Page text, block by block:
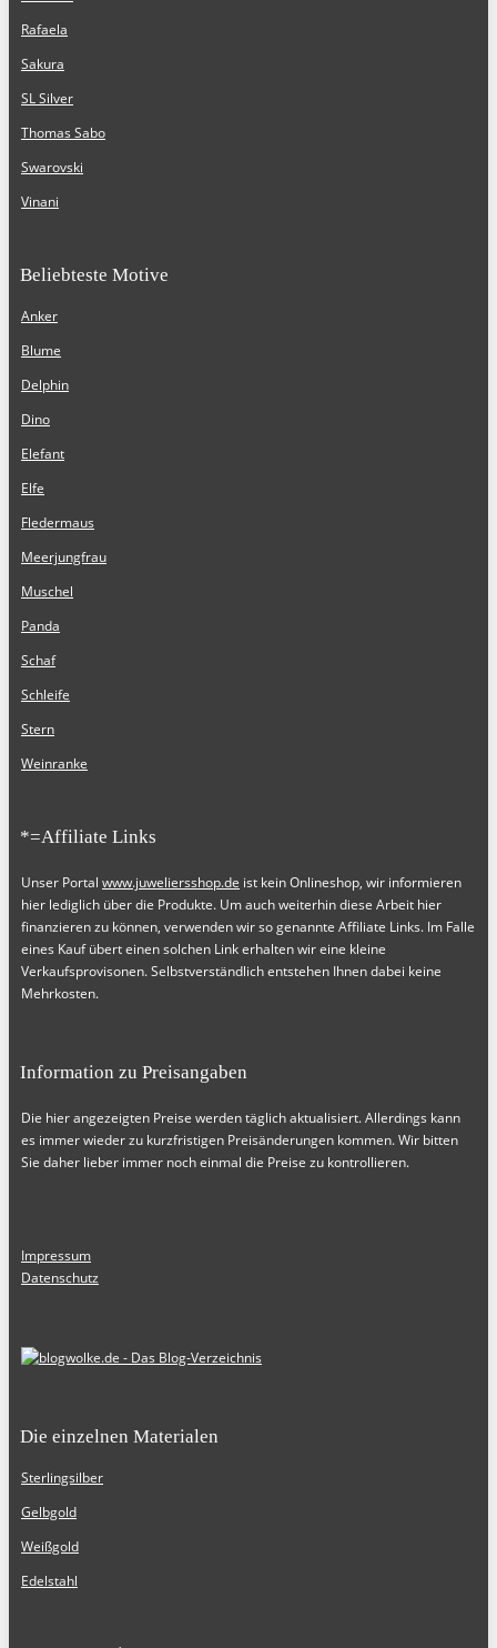
Rafaela
Sakura
SL Silver
Thomas Sabo
Swarovski
Vinani
Beliebteste Motive
Anker
Blume
Delphin
Dino
Elefant
Elfe
Fledermaus
Meerjungfrau
Muschel
Panda
Schaf
Schleife
Stern
Weinranke
*=Affiliate Links
Unser Portal www.juweliersshop.de ist kein Onlineshop, wir informieren
hier lediglich über die Produkte. Um auch weiterhin diese Arbeit hier
finanzieren zu können, verwenden wir so genannte Affiliate Links. Im Falle
eines Kauf übert einen solchen Link erhalten wir eine kleine
Verkaufsprovisonen. Selbstverständlich entstehen Ihnen dabei keine
Mehrkosten.
Information zu Preisangaben
Die hier angezeigten Preise werden täglich aktualisiert. Allerdings kann
es immer wieder zu kurzfristigen Preisänderungen kommen. Wir bitten
Sie daher lieber immer noch einmal die Preise zu kontrollieren.
Impressum
Datenschutz
Die einzelnen Materialen
Sterlingsilber
Gelbgold
Weißgold
Edelstahl